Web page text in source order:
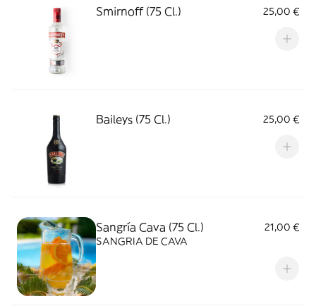
Smirnoff (75 Cl.) 25,00 €
Baileys (75 Cl.) 25,00 €
Sangría Cava (75 Cl.)
21,00 €
SANGRIA DE CAVA